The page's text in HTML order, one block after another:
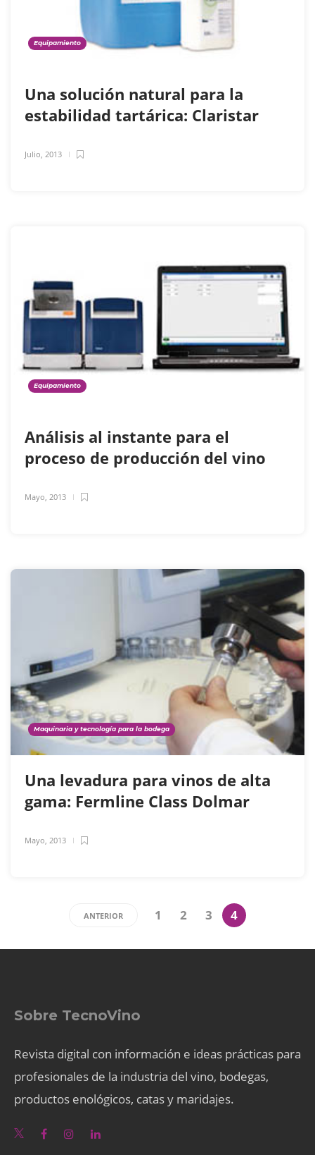
Equipamiento
Una solución natural para la
estabilidad tartárica: Claristar
Julio, 2013
Equipamiento
Análisis al instante para el
proceso de producción del vino
Mayo, 2013
Maquinaria y tecnología para la bodega
Una levadura para vinos de alta
gama: Fermline Class Dolmar
Mayo, 2013
ANTERIOR 1 2 3 4
Sobre TecnoVino
Revista digital con información e ideas prácticas para
profesionales de la industria del vino, bodegas,
productos enológicos, catas y maridajes.